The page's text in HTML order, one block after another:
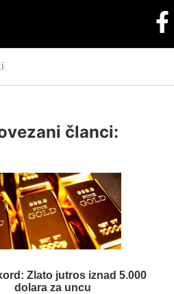
članci:
Zlato jutros iznad 5.000
dolara za uncu